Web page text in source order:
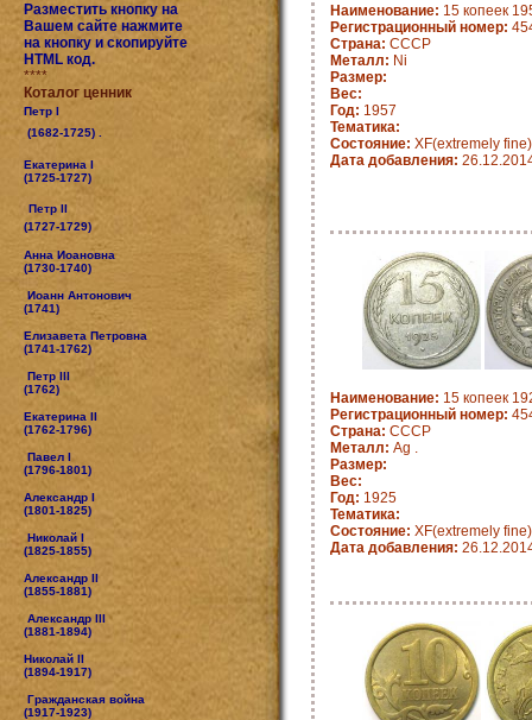
Разместить кнопку на
Вашем сайте нажмите
на кнопку и скопируйте
HTML код.
****
Коталог ценник
Петр I
(1682-1725) .
Екатерина I
(1725-1727)
Петр II
(1727-1729)
Анна Иоановна
(1730-1740)
Иоанн Антонович
(1741)
Елизавета Петровна
(1741-1762)
Петр III
(1762)
Екатерина II
(1762-1796)
Павел I
(1796-1801)
Александр I
(1801-1825)
Николай I
(1825-1855)
Александр II
(1855-1881)
Александр III
(1881-1894)
Николай II
(1894-1917)
Гражданская война
(1917-1923)
Наименование: 15 копеек
Регистрационный номер:
Страна: СССР
Металл: Ni
Размер:
Вес:
Год: 1957
Тематика:
Состояние: XF(extremely fine)
Дата добавления:
Наименование: 15 копеек
Регистрационный номер:
Страна: СССР
Металл: Ag .
Размер:
Вес:
Год: 1925
Тематика:
Состояние: XF(extremely fine)
Дата добавления: